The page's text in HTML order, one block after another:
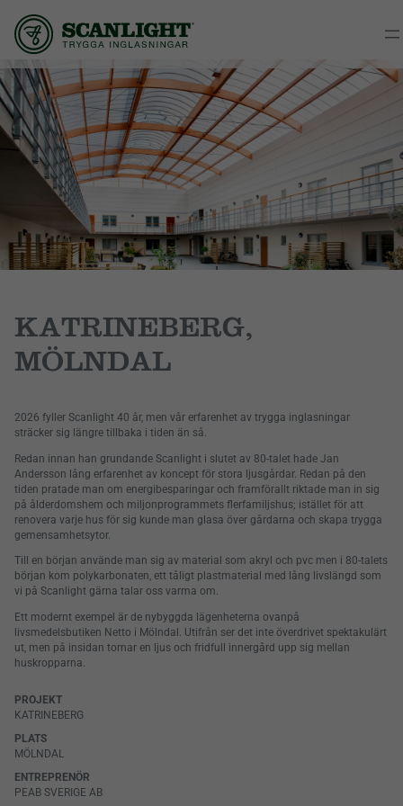
KATRINEBERG,
MÖLNDAL
2026 fyller Scanlight 40 år, men vår erfarenhet av trygga inglasningar
sträcker sig längre tillbaka i tiden än så.
Redan innan han grundande Scanlight i slutet av 80-talet hade Jan
Andersson lång erfarenhet av koncept för stora ljusgårdar. Redan på den
tiden pratade man om energibesparingar och framförallt riktade man in sig
på ålderdomshem och miljonprogrammets flerfamiljshus; istället för att
renovera varje hus för sig kunde man glasa över gårdarna och skapa trygga
gemensamhetsytor.
Till en början använde man sig av material som akryl och pvc men i 80-talets
början kom polykarbonaten, ett tåligt plastmaterial med lång livslängd som
vi på Scanlight gärna talar oss varma om.
Ett modernt exempel är de nybyggda lägenheterna ovanpå
livsmedelsbutiken Netto i Mölndal. Utifrån ser det inte överdrivet spektakulärt
ut, men på insidan tornar en ljus och fridfull innergård upp sig mellan
huskropparna.
PROJEKT
KATRINEBERG
PLATS
MÖLNDAL
ENTREPRENÖR
PEAB SVERIGE AB